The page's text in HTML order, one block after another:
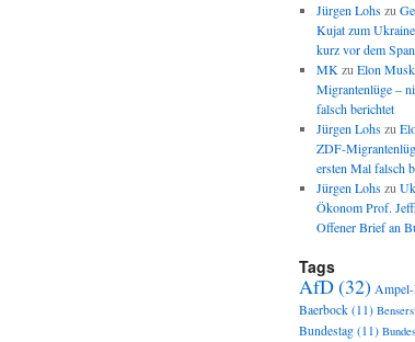
Jürgen Lohszu
Kujat zum
kurz vor dem
MK zu Elon
Migrantenlüge –
falsch berichtet
Jürgen Lohszu
ZDF-
ersten Mal falsch
Jürgen Lohszu
Ökonom Prof.
Offener Brief an
Tags
AfD(32)
Baerbock (11)
Bundestag (11)